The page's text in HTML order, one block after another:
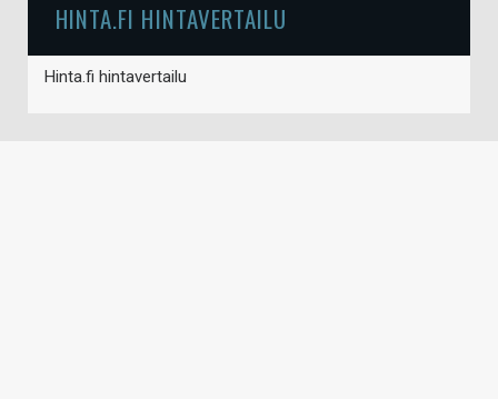
HINTA.FI HINTAVERTAILU
Hinta.fi hintavertailu